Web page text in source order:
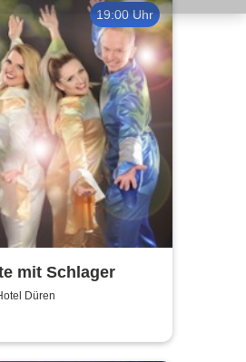
19:00 Uhr
mit Schlager
Düren